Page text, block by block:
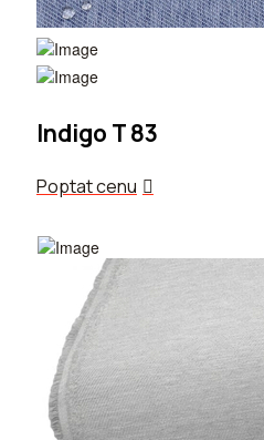
Indigo T 83
Poptat cenu